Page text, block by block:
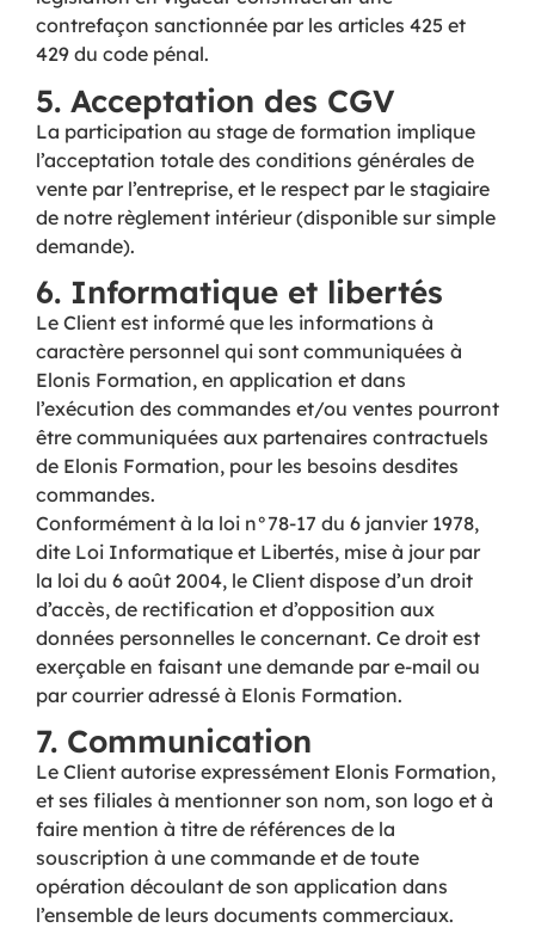
contrefaçon sanctionnée par les articles 425 et
429 du code pénal.
5. Acceptation des CGV
La participation au stage de formation implique
l’acceptation totale des conditions générales de
vente par l’entreprise, et le respect par le stagiaire
de notre règlement intérieur (disponible sur simple
demande).
6. Informatique et libertés
Le Client est informé que les informations à
caractère personnel qui sont communiquées à
Elonis Formation, en application et dans
l’exécution des commandes et/ou ventes pourront
être communiquées aux partenaires contractuels
de Elonis Formation, pour les besoins desdites
commandes.
Conformément à la loi n°78-17 du 6 janvier 1978,
dite Loi Informatique et Libertés, mise à jour par
la loi du 6 août 2004, le Client dispose d’un droit
d’accès, de rectification et d’opposition aux
données personnelles le concernant. Ce droit est
exerçable en faisant une demande par e-mail ou
par courrier adressé à Elonis Formation.
7. Communication
Le Client autorise expressément Elonis Formation,
et ses filiales à mentionner son nom, son logo et à
faire mention à titre de références de la
souscription à une commande et de toute
opération découlant de son application dans
l’ensemble de leurs documents commerciaux.